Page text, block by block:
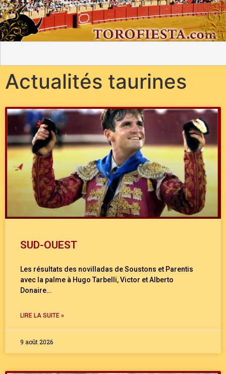
Actualités taurines
SUD-OUEST
Les résultats des novilladas de Soustons et Parentis
avec la palme à Hugo Tarbelli, Victor et Alberto
Donaire…
LIRE LA SUITE »
9 août 2026